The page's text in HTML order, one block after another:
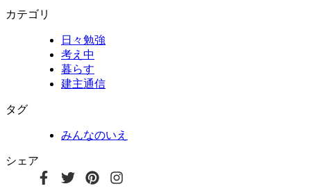
カテゴリ
日々勉強
考え中
暮らす
建主通信
タグ
みんなのいえ
シェア